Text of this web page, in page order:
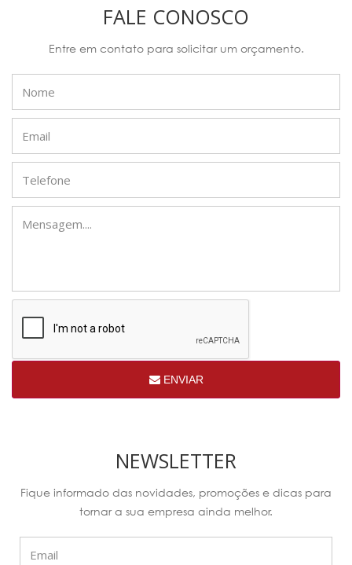
FALE CONOSCO
Entre em contato para solicitar um orçamento.
ENVIAR
NEWSLETTER
Fique informado das novidades, promoções e dicas para
tornar a sua empresa ainda melhor.